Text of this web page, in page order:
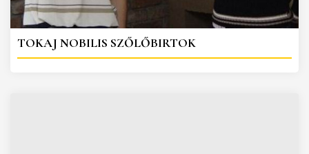
TOKAJ NOBILIS SZŐLŐBIRTOK